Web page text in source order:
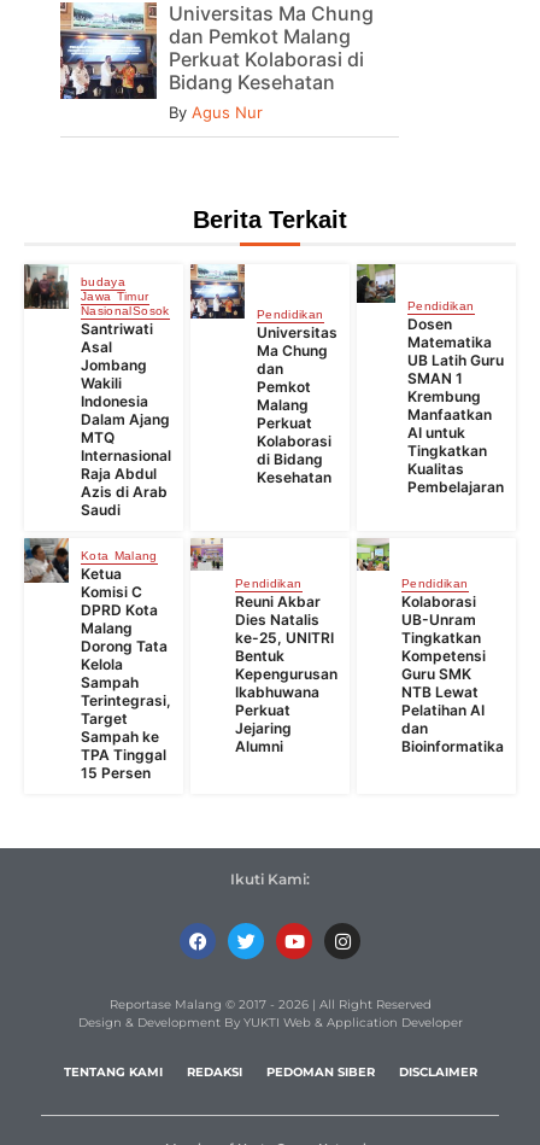
Universitas Ma Chung
dan Pemkot Malang
Perkuat Kolaborasi di
Bidang Kesehatan
By Agus Nur
Berita Terkait
budaya
Jawa Timur
NasionalSosok
Santriwati
Asal
Jombang
Wakili
Indonesia
Dalam Ajang
MTQ
Internasional
Raja Abdul
Azis di Arab
Saudi
Pendidikan
Universitas
Ma Chung
dan
Pemkot
Malang
Perkuat
Kolaborasi
di Bidang
Kesehatan
Pendidikan
Dosen
Matematika
UB Latih Guru
SMAN 1
Krembung
Manfaatkan
AI untuk
Tingkatkan
Kualitas
Pembelajaran
Kota Malang
Ketua
Komisi C
DPRD Kota
Malang
Dorong Tata
Kelola
Sampah
Terintegrasi,
Target
Sampah ke
TPA Tinggal
15 Persen
Pendidikan
Reuni Akbar
Dies Natalis
ke-25, UNITRI
Bentuk
Kepengurusan
Ikabhuwana
Perkuat
Jejaring
Alumni
Pendidikan
Kolaborasi
UB-Unram
Tingkatkan
Kompetensi
Guru SMK
NTB Lewat
Pelatihan AI
dan
Bioinformatika
Ikuti Kami:
Reportase Malang © 2017 - 2026 | All Right Reserved
Design & Development By YUKTI Web & Application Developer
TENTANG KAMI REDAKSI PEDOMAN SIBER DISCLAIMER